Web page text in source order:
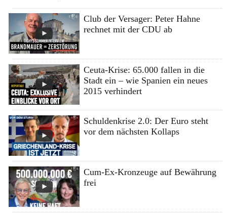
Club der Versager: Peter Hahne
rechnet mit der CDU ab
Ceuta-Krise: 65.000 fallen in die
Stadt ein – wie Spanien ein neues
2015 verhindert
Schuldenkrise 2.0: Der Euro steht
vor dem nächsten Kollaps
Cum-Ex-Kronzeuge auf Bewährung
frei